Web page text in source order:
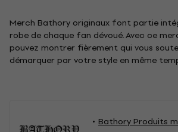
Merch Bathory originaux font partie
robe de chaque fan dévoué. Avec ce
pouvez montrer fièrement qui vous
démarquer par votre style en même
Bathory Produits